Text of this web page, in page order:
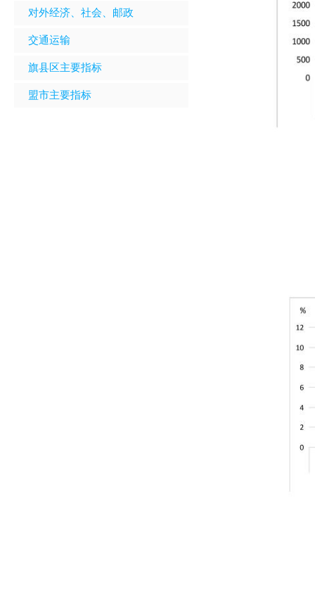
对外经济、社会、邮政
交通运输
旗县区主要指标
盟市主要指标